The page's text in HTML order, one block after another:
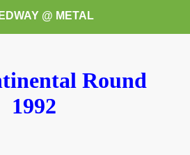
@ METAL
Round
1992